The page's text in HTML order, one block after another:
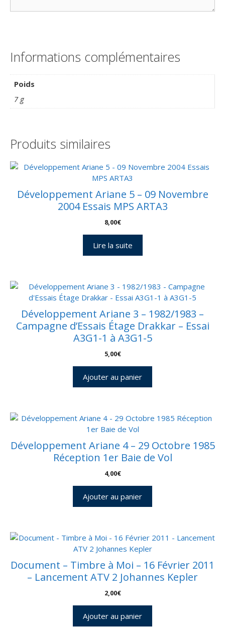
Informations complémentaires
Poids
7 g
Produits similaires
Développement Ariane 5 – 09 Novembre
2004 Essais MPS ARTA3
8,00€
Lire la suite
Développement Ariane 3 – 1982/1983 –
Campagne d’Essais Étage Drakkar – Essai
A3G1-1 à A3G1-5
5,00€
Ajouter au panier
Développement Ariane 4 – 29 Octobre 1985
Réception 1er Baie de Vol
4,00€
Ajouter au panier
Document – Timbre à Moi – 16 Février 2011
– Lancement ATV 2 Johannes Kepler
2,00€
Ajouter au panier